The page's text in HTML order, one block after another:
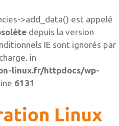
>add_data() est appelé
depuis la version
IE sont ignorés par
in
linux.fr/httpdocs/wp-
6131